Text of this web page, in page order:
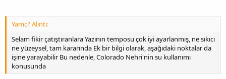
Yamci' Alıntı:
Selam fikir çatıştıranlara Yazının temposu çok iyi ayarlanmış, ne sıkıcı
ne yüzeysel, tam kararında Ek bir bilgi olarak, aşağıdaki noktalar da
işine yarayabilir Bu nedenle, Colorado Nehri'nin su kullanımı
konusunda